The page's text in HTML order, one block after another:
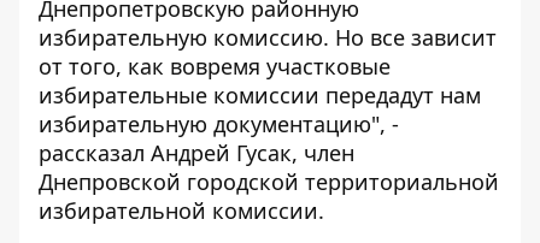
Днепропетровскую районную
избирательную комиссию. Но все зависит
от того, как вовремя участковые
избирательные комиссии передадут нам
избирательную документацию", -
рассказал Андрей Гусак, член
Днепровской городской территориальной
избирательной комиссии.